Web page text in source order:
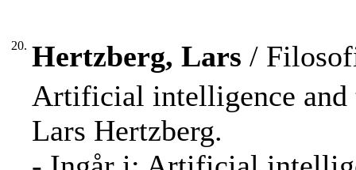
20. Hertzberg, Lars /
Artificial intelligence and
Lars Hertzberg.